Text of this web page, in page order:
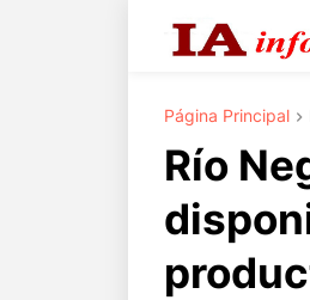
Página Principal
Río